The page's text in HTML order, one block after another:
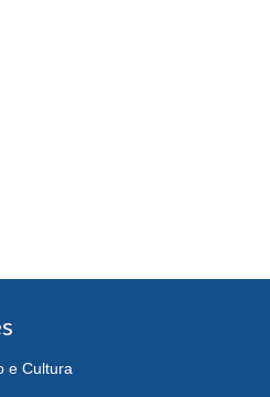
e Cultura